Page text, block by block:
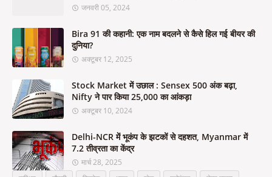
जनवरी 05, 2024
Bira 91 की कहानी: एक नाम बदलने से कैसे हिल गई बीयर की
दुनिया?
अक्टूबर 12, 2025
Stock Market में उछाल : Sensex 500 अंक बढ़ा,
Nifty ने पार किया 25,000 का आंकड़ा
अक्टूबर 10, 2024
Delhi-NCR में भूकंप के झटकों से दहशत, Myanmar में
7.2 तीव्रता का केंद्र
मार्च 28, 2025